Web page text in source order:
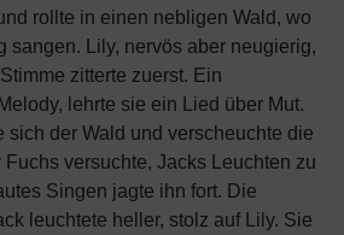
rollte in einen nebligen Wald, wo
sangen. Lily, nervös aber neugierig,
zitterte zuerst. Ein
lehrte sie ein Lied über Mut.
sich der Wald und verscheuchte die
versuchte, Jacks Leuchten zu
Singen jagte ihn fort. Die
leuchtete heller, stolz auf Lily. Sie